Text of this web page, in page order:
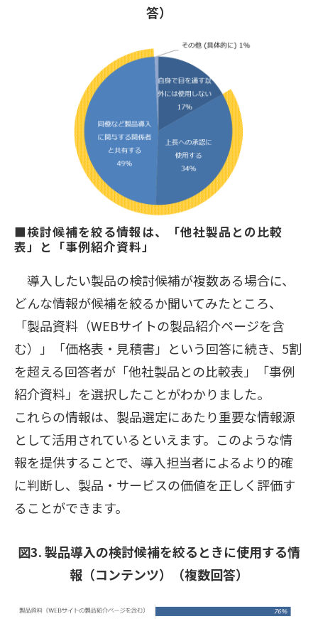
答）
■検討候補を絞る情報は、「他社製品との比較
表」と「事例紹介資料」
導入したい製品の検討候補が複数ある場合に、
どんな情報が候補を絞るか聞いてみたところ、
「製品資料（WEBサイトの製品紹介ページを含
む）」「価格表・見積書」という回答に続き、5割
を超える回答者が「他社製品との比較表」「事例
紹介資料」を選択したことがわかりました。
これらの情報は、製品選定にあたり重要な情報源
として活用されているといえます。このような情
報を提供することで、導入担当者によるより的確
に判断し、製品・サービスの価値を正しく評価す
ることができます。
図3. 製品導入の検討候補を絞るときに使用する情
報（コンテンツ）（複数回答）